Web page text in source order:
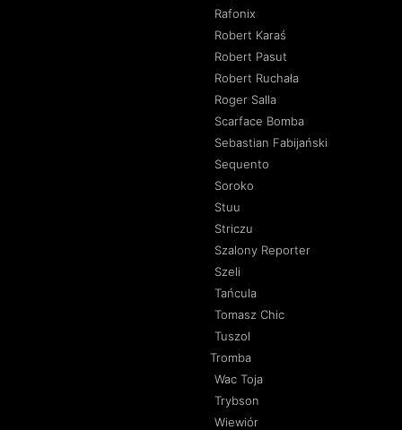
Rafonix
Robert Karaś
Robert Pasut
Robert Ruchała
Roger Salla
Scarface Bomba
Sebastian Fabijański
Sequento
Soroko
Stuu
Striczu
Szalony Reporter
Szeli
Tańcula
Tomasz Chic
Tuszol
Tromba
Wac Toja
Trybson
Wiewiór